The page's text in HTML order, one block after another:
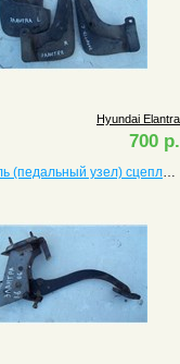
Hyundai Elantra
700 р.
Педаль (педальный узел) сцепления Elantra